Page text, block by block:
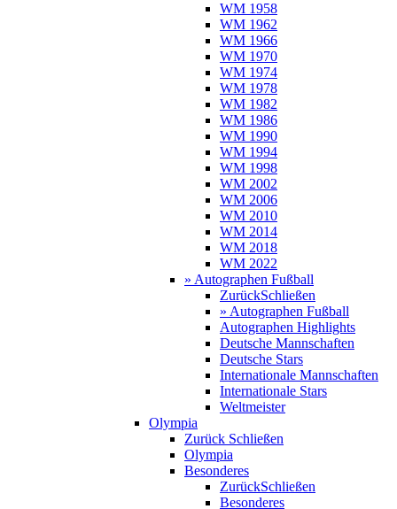
WM 1958
WM 1962
WM 1966
WM 1970
WM 1974
WM 1978
WM 1982
WM 1986
WM 1990
WM 1994
WM 1998
WM 2002
WM 2006
WM 2010
WM 2014
WM 2018
WM 2022
» Autographen Fußball
ZurückSchließen
» Autographen Fußball
Autographen Highlights
Deutsche Mannschaften
Deutsche Stars
Internationale Mannschaften
Internationale Stars
Weltmeister
Olympia
Zurück Schließen
Olympia
Besonderes
ZurückSchließen
Besonderes